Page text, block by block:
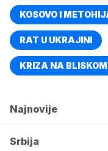
KOSOVO I
RAT U UKRAJINI
KRIZA NA
Najnovije
Srbija
Naslovna Srbija
se